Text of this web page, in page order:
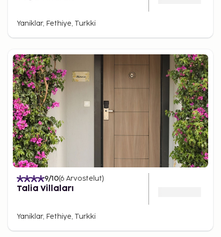
Yaniklar, Fethiye, Turkki
9/10(6 Arvostelut)
Talia Villaları
Yaniklar, Fethiye, Turkki